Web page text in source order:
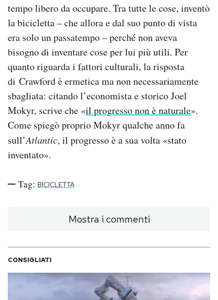
tempo libero da occupare. Tra tutte le cose, inventò
la bicicletta – che allora e dal suo punto di vista
era solo un passatempo – perché non aveva
bisogno di inventare cose per lui più utili. Per
quanto riguarda i fattori culturali, la risposta
di Crawford è ermetica ma non necessariamente
sbagliata: citando l’economista e storico Joel
Mokyr, scrive che «il progresso non è naturale».
Come spiegò proprio Mokyr qualche anno fa
sull’Atlantic, il progresso è a sua volta «stato
inventato».
Tag: BICICLETTA
Mostra i commenti
CONSIGLIATI